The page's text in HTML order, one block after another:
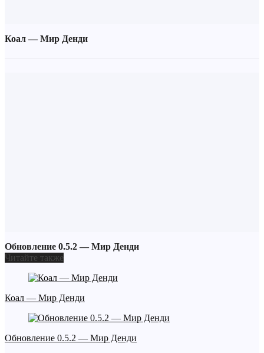
Коал — Мир Денди
Обновление 0.5.2 — Мир Денди
Читайте также
Коал — Мир Денди
Обновление 0.5.2 — Мир Денди